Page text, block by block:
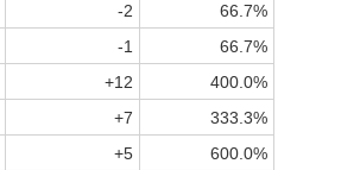
-2
66.7%
-1
66.7%
+12
400.0%
+7
333.3%
+5
600.0%